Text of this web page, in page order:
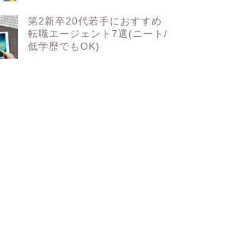
第2新卒20代若手におすすめ
転職エージェント7選(ニート/
低学歴でもOK)